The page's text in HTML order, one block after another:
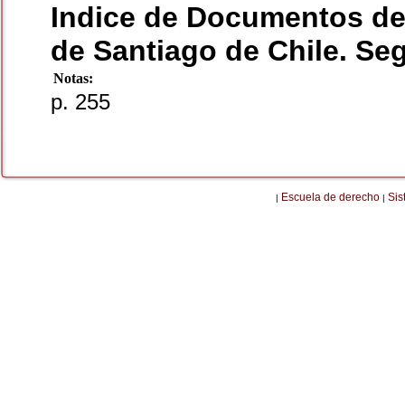
Indice de Documentos
de Santiago de Chile.
Notas:
p. 255
| Escuela de derecho |